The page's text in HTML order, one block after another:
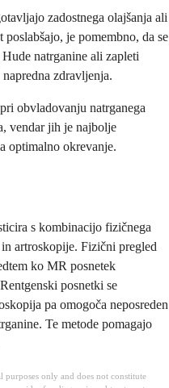
zadostnega olajšanja ali
je pomembno, da se
natrganine ali zapleti
zdravljenja.
obvladovanju natrganega
vendar jih je najbolje
optimalno okrevanje.
s kombinacijo fizičnega
artroskopije. Fizični pregled
ko MR posnetek
posnetki se
pa omogoča neposreden
Te metode pomagajo
only and does not constitute